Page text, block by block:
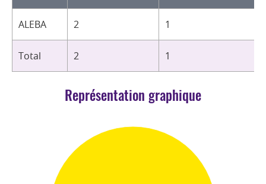
ALEBA 2 1
Total 2 1
Représentation graphique